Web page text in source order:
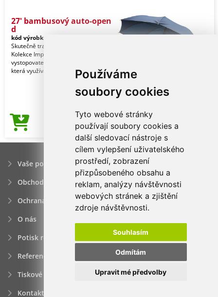
Používáme
soubory cookies
Tyto webové stránky
používají soubory cookies a
další sledovací nástroje s
cílem vylepšení uživatelského
prostředí, zobrazení
přizpůsobeného obsahu a
reklam, analýzy návštěvnosti
webových stránek a zjištění
zdroje návštěvnosti.
Souhlasím
Odmítám
Upravit mé předvolby
27' bambusový auto-open
d
kód výrobku:
Skutečně transparentní ekologie.
Kolekce Impact obsahuje
vystopovatelnou složku AWARE™,
která využívá moderní možnosti s
Cena od431,61Kč
Vaše poptávka
Obchodní podmínky
Ochrana osobních údajú
O nás
Potisk reklamních předmětů
Reference
Tiskové zprávy
Kontakt